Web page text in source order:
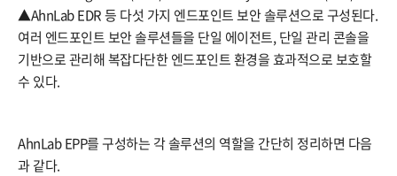
▲AhnLab EDR 등 다섯 가지 엔드포인트 보안 솔루션으로 구성된다.
여러 엔드포인트 보안 솔루션들을 단일 에이전트, 단일 관리 콘솔을
기반으로 관리해 복잡다단한 엔드포인트 환경을 효과적으로 보호할
수 있다.
AhnLab EPP를 구성하는 각 솔루션의 역할을 간단히 정리하면 다음
과 같다.